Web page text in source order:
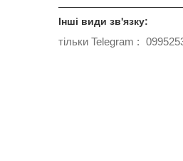
тільки Telegram